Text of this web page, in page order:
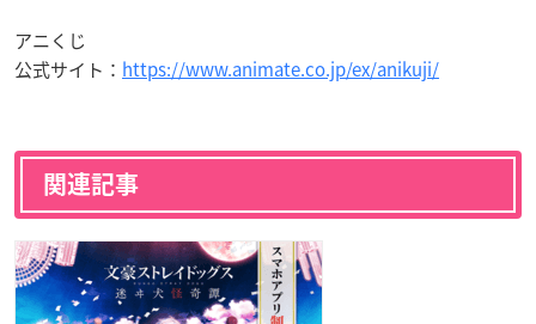
アニくじ
公式サイト： https://www.animate.co.jp/ex/anikuji/
関連記事